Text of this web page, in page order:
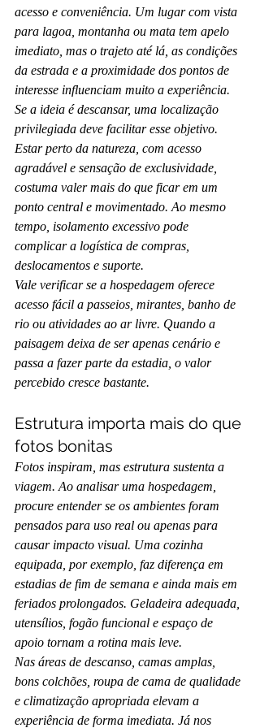
acesso e conveniência. Um lugar com vista
para lagoa, montanha ou mata tem apelo
imediato, mas o trajeto até lá, as condições
da estrada e a proximidade dos pontos de
interesse influenciam muito a experiência.
Se a ideia é descansar, uma localização
privilegiada deve facilitar esse objetivo.
Estar perto da natureza, com acesso
agradável e sensação de exclusividade,
costuma valer mais do que ficar em um
ponto central e movimentado. Ao mesmo
tempo, isolamento excessivo pode
complicar a logística de compras,
deslocamentos e suporte.
Vale verificar se a hospedagem oferece
acesso fácil a passeios, mirantes, banho de
rio ou atividades ao ar livre. Quando a
paisagem deixa de ser apenas cenário e
passa a fazer parte da estadia, o valor
percebido cresce bastante.
Estrutura importa mais do que
fotos bonitas
Fotos inspiram, mas estrutura sustenta a
viagem. Ao analisar uma hospedagem,
procure entender se os ambientes foram
pensados para uso real ou apenas para
causar impacto visual. Uma cozinha
equipada, por exemplo, faz diferença em
estadias de fim de semana e ainda mais em
feriados prolongados. Geladeira adequada,
utensílios, fogão funcional e espaço de
apoio tornam a rotina mais leve.
Nas áreas de descanso, camas amplas,
bons colchões, roupa de cama de qualidade
e climatização apropriada elevam a
experiência de forma imediata. Já nos